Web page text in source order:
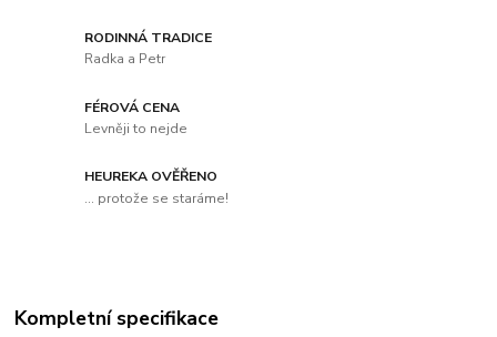
RODINNÁ TRADICE
Radka a Petr
FÉROVÁ CENA
Levněji to nejde
HEUREKA OVĚŘENO
... protože se staráme!
Kompletní specifikace